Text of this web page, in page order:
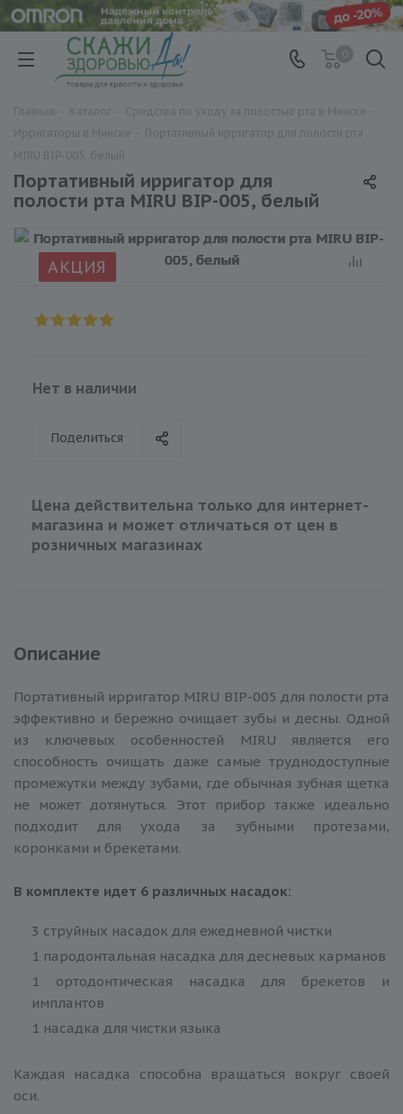
Портативный ирригатор для
полости рта MIRU BIP-005, белый
АКЦИЯ
Нет в наличии
Поделиться
Цена действительна только для интернет-
магазина и может отличаться от цен в
розничных магазинах
Описание
Портативный ирригатор MIRU BIP-005 для полости рта
эффективно и бережно очищает зубы и десны. Одной
из ключевых особенностей MIRU является его
способность очищать даже самые труднодоступные
промежутки между зубами, где обычная зубная щетка
не может дотянуться. Этот прибор также идеально
подходит для ухода за зубными протезами,
коронками и брекетами.
В комплекте идет 6 различных насадок:
3 струйных насадок для ежедневной чистки
1 пародонтальная насадка для десневых карманов
1 ортодонтическая насадка для брекетов и
имплантов
1 насадка для чистки языка
Каждая насадка способна вращаться вокруг своей
оси.